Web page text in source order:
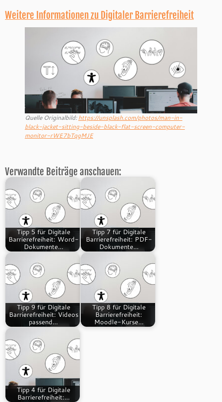
Weitere Informationen zu Digitaler Barrierefreiheit
Quelle Originalbild:https://unsplash.com/photos/man-in-
black-jacket-sitting-beside-black-flat-screen-computer-
monitor-rWE7bTqgMJE
Verwandte Beiträge anschauen:
Tipp 5 für Digitale
Barrierefreiheit: Word-
Dokumente…
Tipp 7 für Digitale
Barrierefreiheit: PDF-
Dokumente…
Tipp 9 für Digitale
Barrierefreiheit: Videos
passend…
Tipp 8 für Digitale
Barrierefreiheit:
Moodle-Kurse…
Tipp 4 für Digitale
Barrierefreiheit:…